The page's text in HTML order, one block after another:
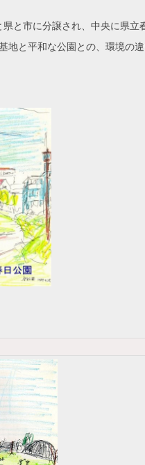
と市に分譲され、中央に県立
と平和な公園との、環境の違